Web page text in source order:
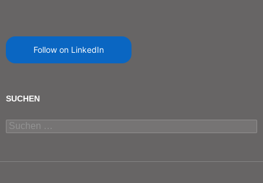
Follow on LinkedIn
SUCHEN
Suchen
nach: